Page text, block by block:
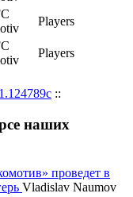
Players
Players
::
наших
проведет в
Vladislav Naumov